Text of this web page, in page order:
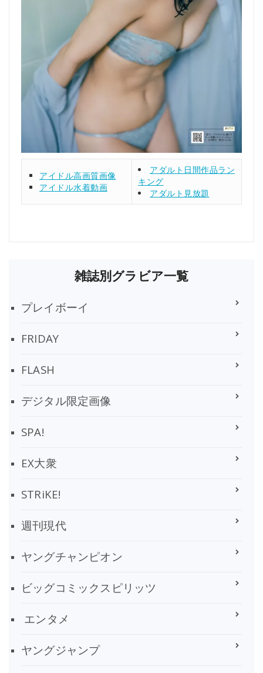
アイドル高画質画像
アイドル水着動画
アダルト日間作品ラン
キング
アダルト見放題
雑誌別グラビア一覧
プレイボーイ
FRIDAY
FLASH
デジタル限定画像
SPA!
EX大衆
STRiKE!
週刊現代
ヤングチャンピオン
ビッグコミックスピリッツ
エンタメ
ヤングジャンプ